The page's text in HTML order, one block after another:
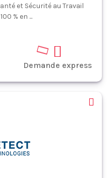
et Sécurité au Travail
% en ...
Demande express